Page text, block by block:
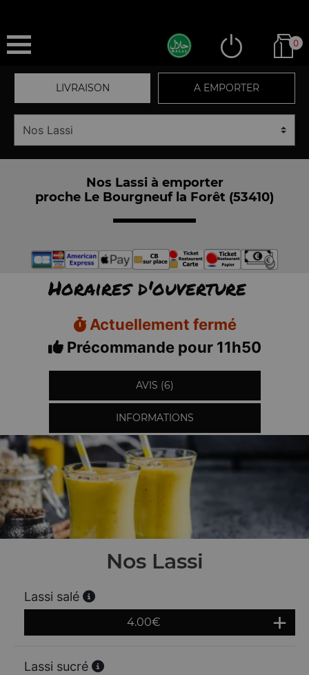
0
LIVRAISON A EMPORTER
Nos Lassi à emporter
proche Le Bourgneuf la Forêt (53410)
Horaires d'ouverture
Actuellement fermé
Précommande pour 11h50
AVIS (6)
INFORMATIONS
Nos Lassi
Lassi salé
4.00€
Lassi sucré